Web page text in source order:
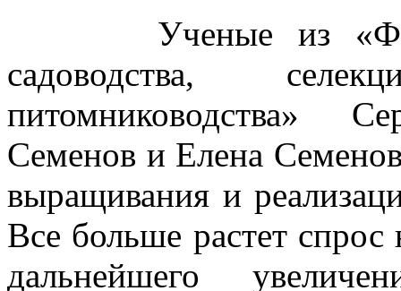
Ученые из
садоводства,
питомниководства»
Семенов и Елена
выращивания и
Все больше растет
дальнейшего